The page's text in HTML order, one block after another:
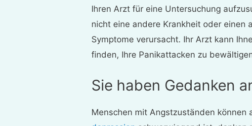
Ihren Arzt für eine Untersuchung
nicht eine andere Krankheit oder einen
Symptome verursacht. Ihr Arzt kann
finden, Ihre Panikattacken zu
Sie haben Gedanken
Menschen mit Angstzuständen können